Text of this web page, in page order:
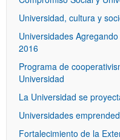
Universidad, cultura y
Universidades
2016
Programa de
Universidad
La Universidad se
Universidades
Fortalecimiento de la